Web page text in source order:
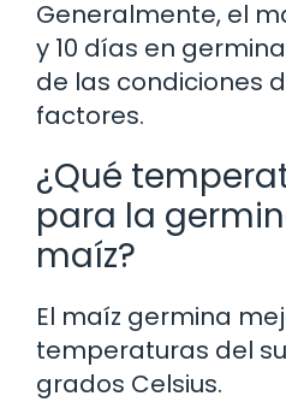
Generalmente, el
y 10 días en
de las condiciones
factores.
¿Qué
para la
maíz?
El maíz germina
temperaturas del
grados Celsius.